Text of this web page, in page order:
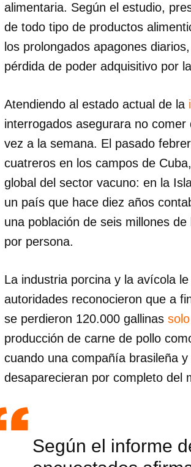
alimentaria. Según el estudio,
de todo tipo de productos
los prolongados apagones
pérdida de poder adquisitivo por
Atendiendo al estado actual de la
interrogados asegurara no
vez a la semana. El pasado
cuatreros en los campos de
global del sector vacuno: en la
un país que hace diez años
una población de seis millones
por persona.
La industria porcina y la avícola
autoridades reconocieron que a
se perdieron 120.000 gallinas
producción de carne de pollo
cuando una compañía brasileña
desaparecieran por completo del
Según el informe